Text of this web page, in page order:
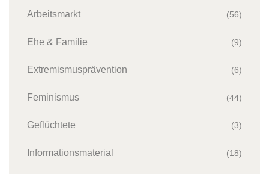
Arbeitsmarkt (56)
Ehe & Familie (9)
Extremismusprävention (6)
Feminismus (44)
Geflüchtete (3)
Informationsmaterial (18)